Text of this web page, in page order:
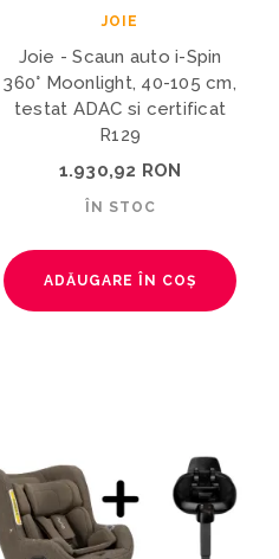
JOIE
Joie - Scaun auto i-Spin
360° Moonlight, 40-105 cm,
testat ADAC si certificat
R129
1.930,92 RON
ÎN STOC
ADĂUGARE ÎN COȘ